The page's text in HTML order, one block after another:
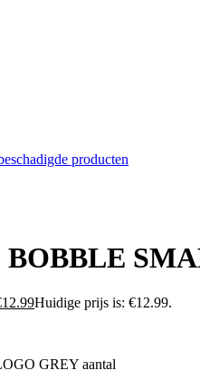
producten
12.99Huidige prijs is: €12.99.
GREY aantal